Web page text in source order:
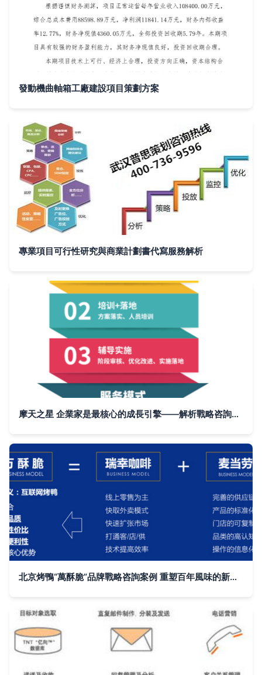
發動機曲軸箱工廠建設項目策劃方案
專業項目可行性研究與商業計劃書代寫服務解析
摩天之星 企業家是最核心的成長引擎——解析戰略咨詢如何放大決策力量
北京烤鴨“萬酥脆”品牌戰略咨詢案例 重塑百年風味的新生力量